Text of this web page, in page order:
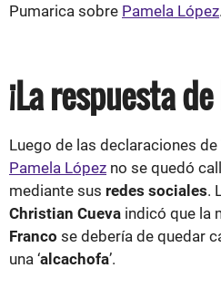
Pumarica sobre Pamela López.
¡La respuesta
Luego de las declaraciones de
Pamela López no se quedó
mediante sus redes sociales.
Christian Cueva indicó que la
Franco se debería de quedar
una ‘alcachofa’.